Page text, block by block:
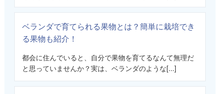
ベランダで育てられる果物とは？簡単に栽培でき
る果物も紹介！
都会に住んでいると、自分で果物を育てるなんて無理だ
と思っていませんか？実は、ベランダのような[...]